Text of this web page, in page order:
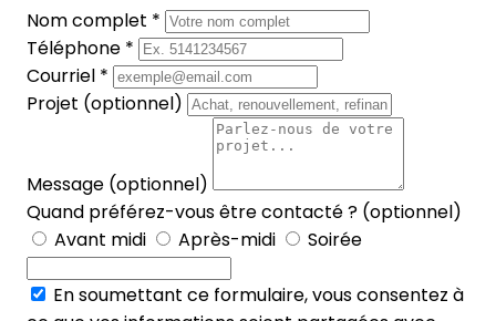
Nom complet *
Téléphone *
Courriel *
Projet (optionnel)
Message (optionnel)
Quand préférez-vous être contacté ? (optionnel)
Avant midi
Après-midi Soirée
En soumettant ce formulaire, vous consentez à